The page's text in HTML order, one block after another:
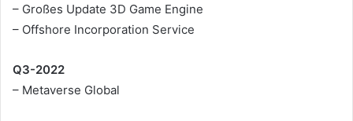
– Großes Update 3D Game Engine
– Offshore Incorporation Service
Q3-2022
– Metaverse Global